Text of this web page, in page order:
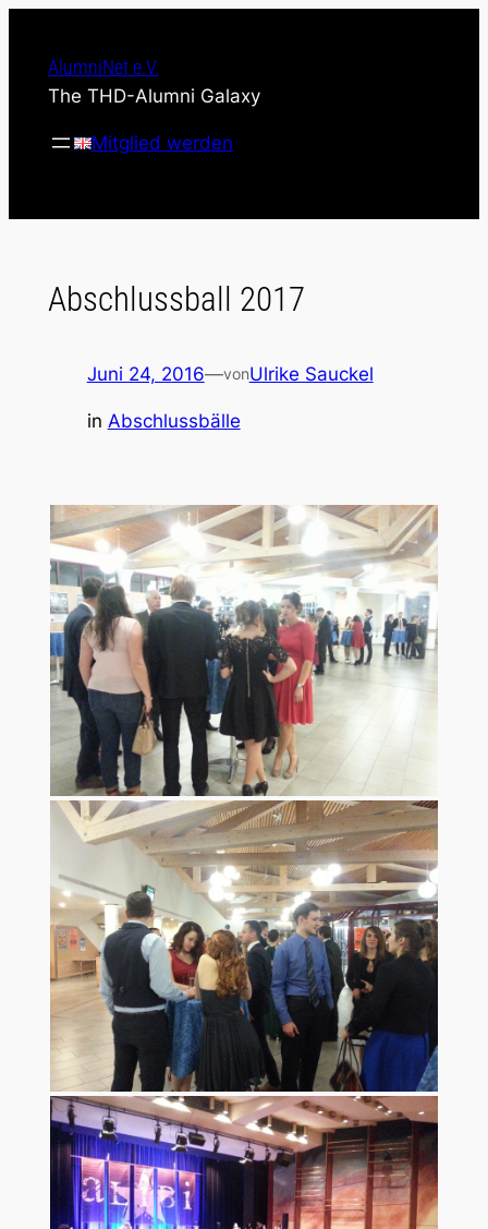
springen
AlumniNet e.V.
The THD-Alumni Galaxy
Mitglied werden
Abschlussball 2017
Juni 24, 2016—vonUlrike Sauckel
in Abschlussbälle